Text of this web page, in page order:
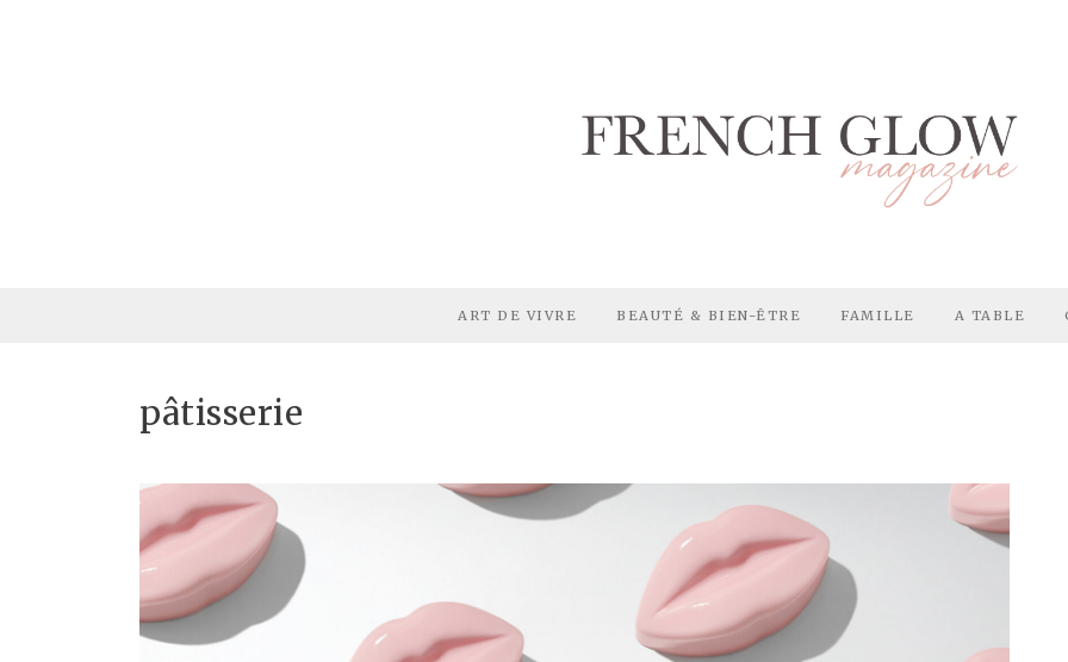
ART DE VIVRE BEAUTÉ & BIEN-ÊTRE FAMILLE A TABLE
pâtisserie